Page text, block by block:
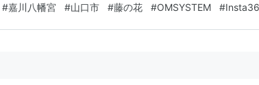
銭を入れ、感謝の気持ちを込めて参拝。不思議なもので、
の脇や花手水など、思いがけない「写真の神様」か…
#嘉川八幡宮 #山口市 #藤の花 #OMSYSTEM #